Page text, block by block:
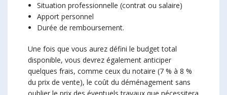
Situation professionnelle (contrat ou salaire)
Apport personnel
Durée de remboursement.
Une fois que vous aurez défini le budget total
disponible, vous devrez également anticiper
quelques frais, comme ceux du notaire (7 % à 8 %
du prix de vente), le coût du déménagement sans